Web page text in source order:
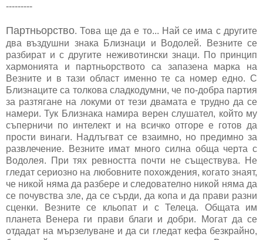
---------
Партньорство. Това ще да е то... Най се има с другите
два въздушни знака Близнаци и Водолей. Везните се
разбират и с другите неживотински знаци. По принцип
хармонията и партньорството са запазена марка на
Везните и в тази област именно те са номер едно. С
Близнаците са толкова сладкодумни, че по-добра партия
за разтягане на локуми от тези двамата е трудно да се
намери. Тук Близнака намира верен слушател, който му
съперничи по интелект и на всичко отгоре е готов да
прости винаги. Надлъгват се взаимно, но предимно за
развлечение. Везните имат много силна обща черта с
Водолея. При тях ревността почти не съществува. Не
гледат сериозно на любовните похождения, когато знаят,
че никой няма да разбере и следователно никой няма да
се почувства зле, да се сърди, да копа и да прави разни
сценки. Везните се кльопат и с Телеца. Общата им
планета Венера ги прави благи и добри. Могат да се
отдадат на мързелуване и да си гледат кефа безкрайно,